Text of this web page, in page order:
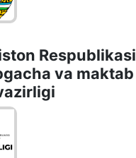
Respublikasi
va maktab